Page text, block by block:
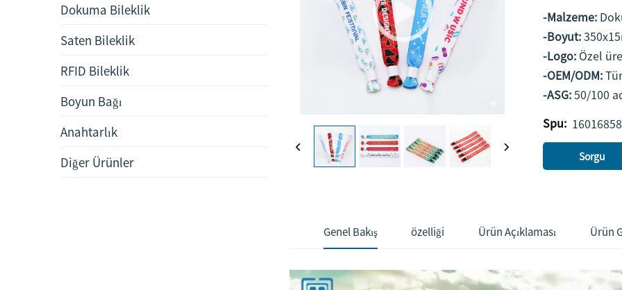
Dokuma Bileklik
Saten Bileklik
RFID Bileklik
Boyun Bağı
Anahtarlık
Diğer Ürünler
-Malzeme:
-Boyut:
-Logo: Özel
-OEM/ODM:
-ASG:50/100
Spu:
Sorgu
Genel Bakış özelliği Ürün Açıklaması Ürün